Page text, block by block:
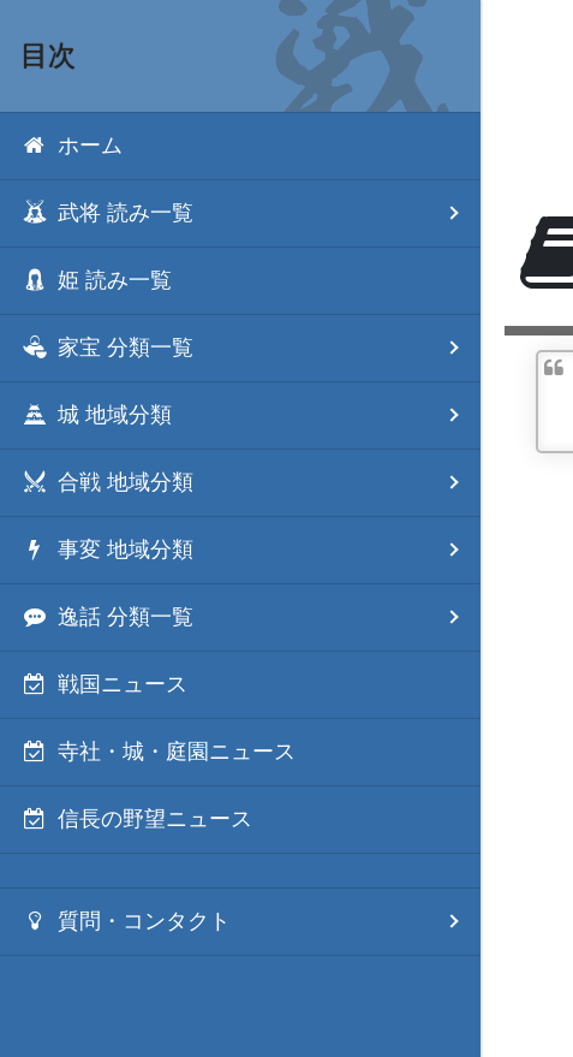
目次
ホーム
武将 読み一覧
姫 読み一覧
家宝 分類一覧
城 地域分類
合戦 地域分類
事変 地域分類
逸話 分類一覧
戦国ニュース
寺社・城・庭園ニュース
信長の野望ニュース
質問・コンタクト